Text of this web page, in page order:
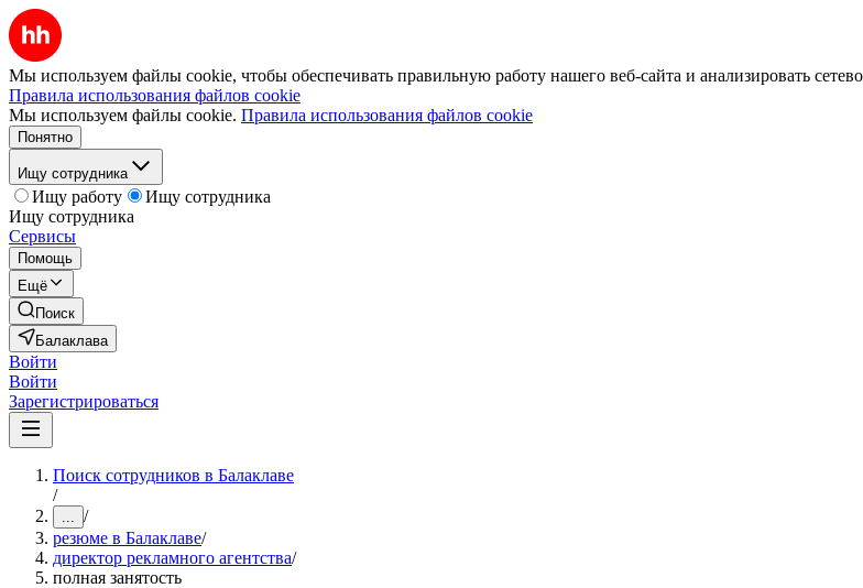
Мы используем файлы cookie, чтобы обеспечивать правильную работу нашего веб-сайта и анализировать
Правила использования файлов cookie
Мы используем файлы cookie. Правила использования файлов cookie
Понятно
Ищу сотрудника
Ищу работу
Ищу сотрудника
Ищу сотрудника
Сервисы
Помощь
Ещё
Поиск
Балаклава
Войти
Войти
Зарегистрироваться
Поиск сотрудников в Балаклаве
/
... /
резюме в Балаклаве/
директор рекламного агентства/
полная занятость